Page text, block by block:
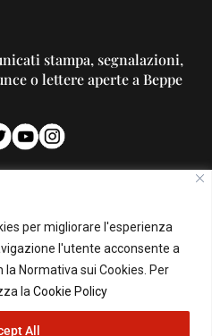
per migliorare l'esperienza
l'utente acconsente a
Normativa sui Cookies. Per
la Cookie Policy
All
stampa, segnalazioni,
o lettere aperte a Beppe
PUBBLICITA'
tua pubblicità su questo Blog:
pubblicita@beppegrillo.it
All Rights Reserved - Powered by